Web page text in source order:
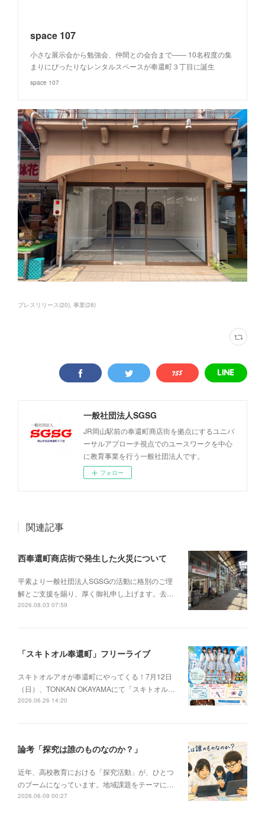
space 107
小さな展示会から勉強会、仲間との会合まで—— 10名程度の集
まりにぴったりなレンタルスペースが奉還町３丁目に誕生
space 107
プレスリリース(20) 事業(28)
一般社団法人SGSG
JR岡山駅前の奉還町商店街を拠点にするユニバ
ーサルアプローチ視点でのユースワークを中心
に教育事業を行う一般社団法人です。
フォロー
関連記事
西奉還町商店街で発生した火災について
平素より一般社団法人SGSGの活動に格別のご理
解とご支援を賜り、厚く御礼申し上げます。去…
2026.08.03 07:59
「スキトオル奉還町」フリーライブ
スキトオルアオが奉還町にやってくる！7月12日
（日）、TONKAN OKAYAMAにて「スキトオル…
2026.06.26 14:20
論考「探究は誰のものなのか？」
近年、高校教育における「探究活動」が、ひとつ
のブームになっています。地域課題をテーマに…
2026.06.09 00:27